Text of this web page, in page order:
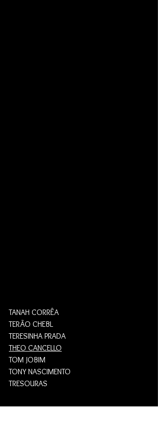
TANAH CORRÊA
TERÃO CHEBL
TERESINHA PRADA
THEO CANCELLO
TOM JOBIM
TONY NASCIMENTO
TRESOURAS